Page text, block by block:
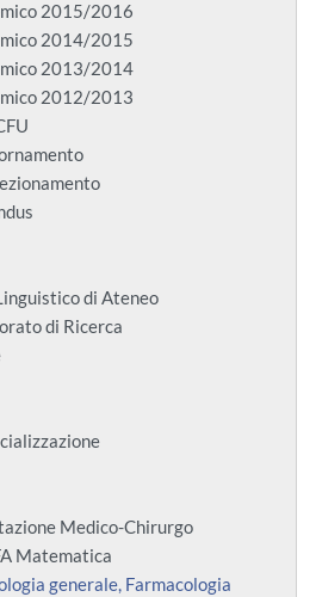
2015/2016
2014/2015
2013/2014
2012/2013
di Ateneo
di Ricerca
Medico-Chirurgo
Matematica
generale, Farmacologia